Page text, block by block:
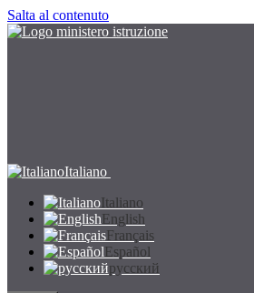
Salta al contenuto
Italiano
Italiano
English
Français
Español
русский